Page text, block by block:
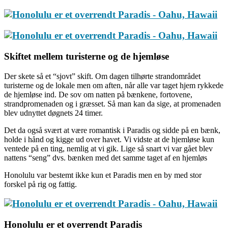
Skiftet mellem turisterne og de hjemløse
Der skete så et “sjovt” skift. Om dagen tilhørte strandområdet
turisterne og de lokale men om aften, når alle var taget hjem rykkede
de hjemløse ind. De sov om natten på bænkene, fortovene,
strandpromenaden og i græsset. Så man kan da sige, at promenaden
blev udnyttet døgnets 24 timer.
Det da også svært at være romantisk i Paradis og sidde på en bænk,
holde i hånd og kigge ud over havet. Vi vidste at de hjemløse kun
ventede på en ting, nemlig at vi gik. Lige så snart vi var gået blev
nattens “seng” dvs. bænken med det samme taget af en hjemløs
Honolulu var bestemt ikke kun et Paradis men en by med stor
forskel på rig og fattig.
Honolulu er et overrendt Paradis